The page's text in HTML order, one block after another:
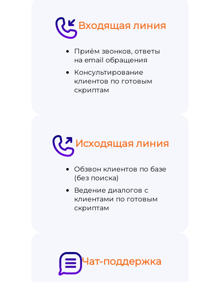
Входящая линия
Приём звонков, ответы
на email обращения
Консультирование
клиентов по готовым
скриптам
Исходящая линия
Обзвон клиентов по базе
(без поиска)
Ведение диалогов с
клиентами по готовым
скриптам
Чат-поддержка